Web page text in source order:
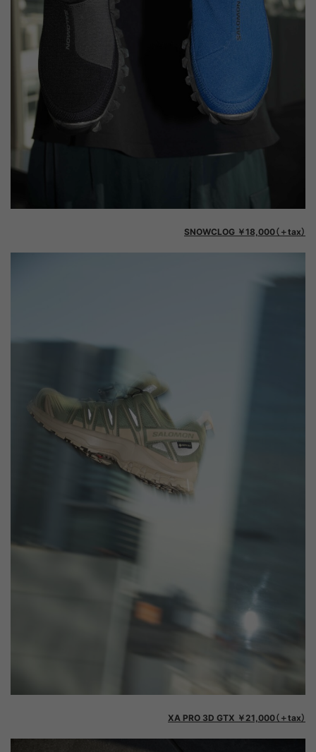
SNOWCLOG ￥18,000（＋tax）
XA PRO 3D GTX ￥21,000（＋tax）